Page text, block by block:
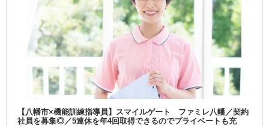
【八幡市×機能訓練指導員】スマイルゲート ファミレ八幡／契約
社員を募集◎／5連休を年4回取得できるのでプライベートも充